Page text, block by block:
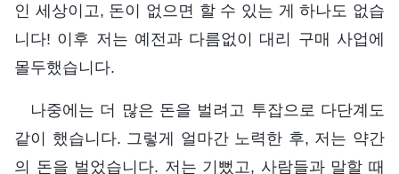
인 세상이고, 돈이 없으면 할 수 있는 게 하나도 없습
니다! 이후 저는 예전과 다름없이 대리 구매 사업에
몰두했습니다.
나중에는 더 많은 돈을 벌려고 투잡으로 다단계도
같이 했습니다. 그렇게 얼마간 노력한 후, 저는 약간
의 돈을 벌었습니다. 저는 기뻤고, 사람들과 말할 때